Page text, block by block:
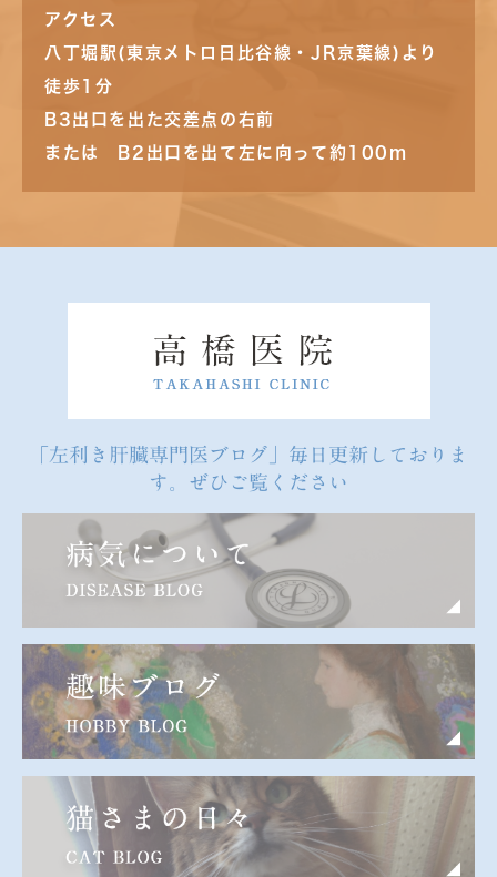
アクセス
八丁堀駅(東京メトロ日比谷線・JR京葉線)より
徒歩1分
B3出口を出た交差点の右前
または B2出口を出て左に向って約100m
「左利き肝臓専門医ブログ」毎日更新しておりま
す。ぜひご覧ください